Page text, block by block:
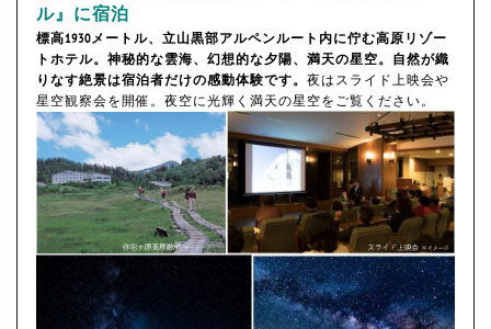
ル』に宿泊
標高1930メートル、立山黒部アルペンルート内に佇む高原リゾー
トホテル。神秘的な雲海、幻想的な夕陽、満天の星空。自然が織
りなす絶景は宿泊者だけの感動体験です。 夜はスライド上映会や
星空観察会を開催。夜空に光輝く満天の星空をご覧ください。